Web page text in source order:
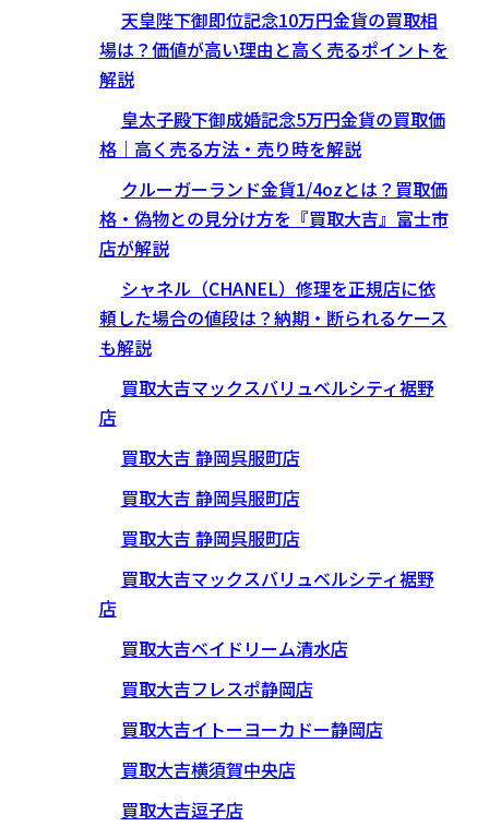
天皇陛下御即位記念10万円金貨の買取相
場は？価値が高い理由と高く売るポイントを
解説
皇太子殿下御成婚記念5万円金貨の買取価
格｜高く売る方法・売り時を解説
クルーガーランド金貨1/4ozとは？買取価
格・偽物との見分け方を『買取大吉』富士市
店が解説
シャネル（CHANEL）修理を正規店に依
頼した場合の値段は？納期・断られるケース
も解説
買取大吉マックスバリュベルシティ裾野
店
買取大吉 静岡呉服町店
買取大吉 静岡呉服町店
買取大吉 静岡呉服町店
買取大吉マックスバリュベルシティ裾野
店
買取大吉ベイドリーム清水店
買取大吉フレスポ静岡店
買取大吉イトーヨーカドー静岡店
買取大吉横須賀中央店
買取大吉逗子店